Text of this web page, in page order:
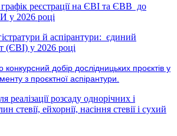
реєстрації на ЄВІ та ЄВВ до
2026 році
й аспірантури: єдиний
(ЄВІ) у 2026 році
добір дослідницьких проєктів у
з проєктної аспірантури.
реалізації розсаду однорічних і
стевії, ейхорнії, насіння стевії і сухий